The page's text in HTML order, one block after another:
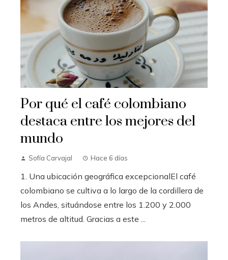
Por qué el café colombiano
destaca entre los mejores del
mundo
Sofía Carvajal Hace 6 días
1. Una ubicación geográfica excepcionalEl café
colombiano se cultiva a lo largo de la cordillera de
los Andes, situándose entre los 1.200 y 2.000
metros de altitud. Gracias a este ...